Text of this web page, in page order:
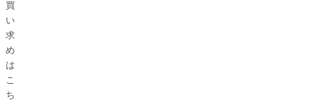
買
い
求
め
は
こ
ち